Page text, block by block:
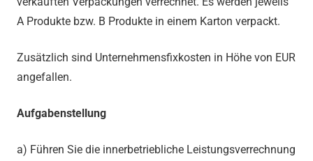
A Produkte bzw. B Produkte in einem Karton verpackt.
Zusätzlich sind Unternehmensfixkosten in Höhe von EUR
angefallen.
Aufgabenstellung
a) Führen Sie die innerbetriebliche Leistungsverrechnung